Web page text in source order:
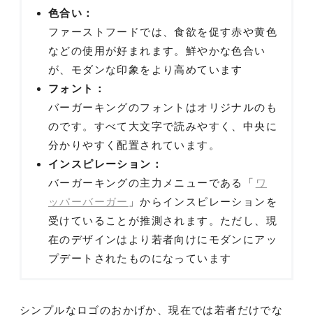
色合い：
ファーストフードでは、食欲を促す赤や黄色
などの使用が好まれます。鮮やかな色合い
が、モダンな印象をより高めています
フォント：
バーガーキングのフォントはオリジナルのも
のです。すべて大文字で読みやすく、中央に
分かりやすく配置されています。
インスピレーション：
バーガーキングの主力メニューである「 ワ
ッパーバーガー 」からインスピレーションを
受けていることが推測されます。ただし、現
在のデザインはより若者向けにモダンにアッ
プデートされたものになっています
シンプルなロゴのおかげか、現在では若者だけでな